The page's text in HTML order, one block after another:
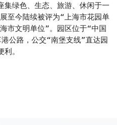
集绿色、生态、旅游、休闲于一
至今陆续被评为“上海市花园单
市文明单位”。园区位于“中国
公路，公交“南堡支线”直达园
。